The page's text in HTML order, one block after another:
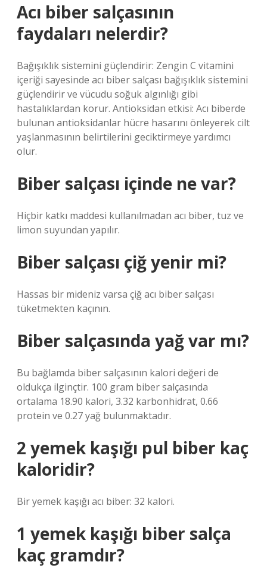
Acı biber salçasının
faydaları nelerdir?
Bağışıklık sistemini güçlendirir: Zengin C vitamini
içeriği sayesinde acı biber salçası bağışıklık sistemini
güçlendirir ve vücudu soğuk algınlığı gibi
hastalıklardan korur. Antioksidan etkisi: Acı biberde
bulunan antioksidanlar hücre hasarını önleyerek cilt
yaşlanmasının belirtilerini geciktirmeye yardımcı
olur.
Biber salçası içinde ne var?
Hiçbir katkı maddesi kullanılmadan acı biber, tuz ve
limon suyundan yapılır.
Biber salçası çiğ yenir mi?
Hassas bir mideniz varsa çiğ acı biber salçası
tüketmekten kaçının.
Biber salçasında yağ var mı?
Bu bağlamda biber salçasının kalori değeri de
oldukça ilginçtir. 100 gram biber salçasında
ortalama 18.90 kalori, 3.32 karbonhidrat, 0.66
protein ve 0.27 yağ bulunmaktadır.
2 yemek kaşığı pul biber kaç
kaloridir?
Bir yemek kaşığı acı biber: 32 kalori.
1 yemek kaşığı biber salça
kaç gramdır?